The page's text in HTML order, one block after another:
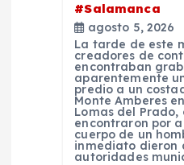
#Salamanca
agosto 5, 2026
La tarde de este
creadores de
encontraban
aparentemente
predio a un
Monte Amberes
Lomas del Prado,
encontraron por
cuerpo de un
inmediato dieron
autoridades